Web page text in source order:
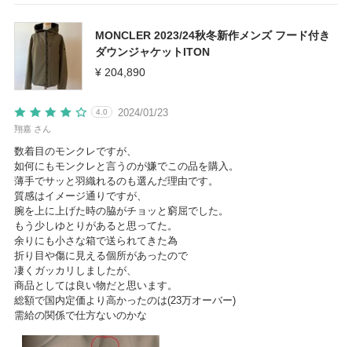
MONCLER 2023/24秋冬新作メンズ フード付き
ダウンジャケットITON
¥ 204,890
2024/01/23
4.0
翔嘉 さん
数着目のモンクレですが、
如何にもモンクレと言うのが嫌でこの品を購入。
薄手でサッと羽織れるのも選んだ理由です。
質感はイメージ通りですが、
腕を上に上げた時の脇がチョッと窮屈でした。
もう少しゆとりがあると思ってた。
余りにも小さな箱で送られてきた為
折り目や傷に見える個所があったので
凄くガッカリしましたが、
商品としては良い物だと思います。
総額で国内定価より高かったのは(23万オーバー)
需給の関係で仕方ないのかな